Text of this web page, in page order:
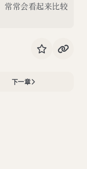
常常会看起来比较
下一章